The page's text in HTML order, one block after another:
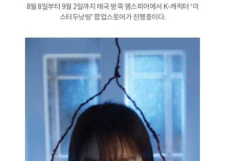
8월 8일부터 9월 2일까지 태국 방콕 엠스피어에서 K-캐릭터 ‘미
스터두낫띵’ 팝업스토어가 진행중이다.